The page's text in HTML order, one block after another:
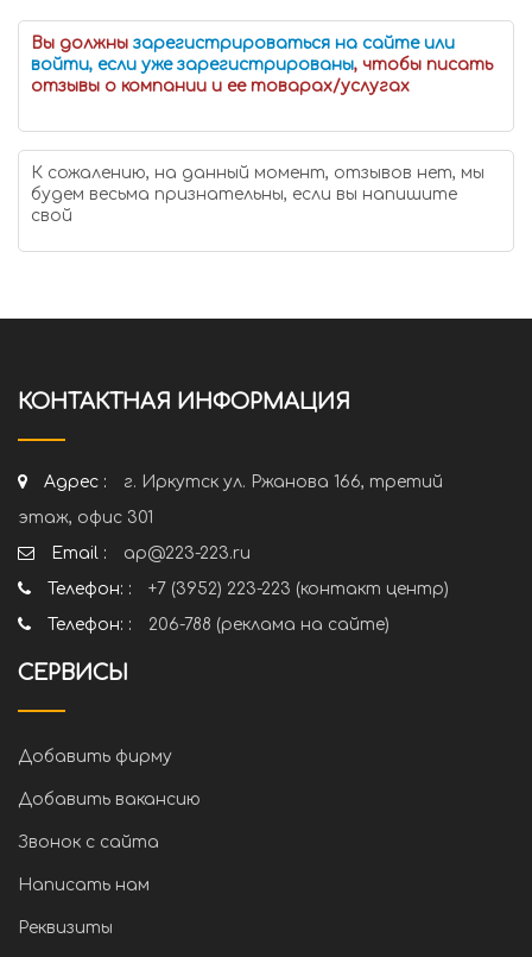
Вы должны зарегистрироваться на сайте или
войти, если уже зарегистрированы, чтобы писать
отзывы о компании и ее товарах/услугах
К сожалению, на данный момент, отзывов нет, мы
будем весьма признательны, если вы напишите
свой
КОНТАКТНАЯ ИНФОРМАЦИЯ
Адрес :
г. Иркутск ул. Ржанова 166, третий
этаж, офис 301
Email :
ap@223-223.ru
Телефон: :
+7 (3952) 223-223 (контакт центр)
Телефон: :
206-788 (реклама на сайте)
СЕРВИСЫ
Добавить фирму
Добавить вакансию
Звонок с сайта
Написать нам
Реквизиты